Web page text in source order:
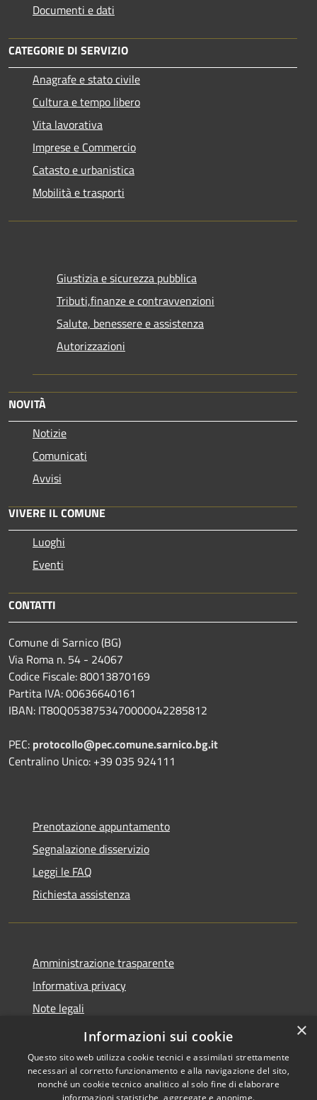
Documenti e dati
CATEGORIE DI SERVIZIO
Anagrafe e stato civile
Cultura e tempo libero
Vita lavorativa
Imprese e Commercio
Catasto e urbanistica
Mobilità e trasporti
Giustizia e sicurezza pubblica
Tributi,finanze e contravvenzioni
Salute, benessere e assistenza
Autorizzazioni
NOVITÀ
Notizie
Comunicati
Avvisi
VIVERE IL COMUNE
Luoghi
Eventi
CONTATTI
Comune di Sarnico (BG)
Via Roma n. 54 - 24067
Codice Fiscale: 80013870169
Partita IVA: 00636640161
IBAN: IT80Q0538753470000042285812
PEC: protocollo@pec.comune.sarnico.bg.it
Centralino Unico: +39 035 924111
Prenotazione appuntamento
Segnalazione disservizio
Leggi le FAQ
Richiesta assistenza
Amministrazione trasparente
Informativa privacy
Note legali
Dichiarazione di accessibilità
×
Informazioni sui cookie
Questo sito web utilizza cookie tecnici e assimilati strettamente
necessari al corretto funzionamento e alla navigazione del sito,
nonché un cookie tecnico analitico al solo fine di elaborare
informazioni statistiche, aggregate e anonime.